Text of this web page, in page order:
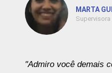
MARTA
Supervisora
"Admiro você demais